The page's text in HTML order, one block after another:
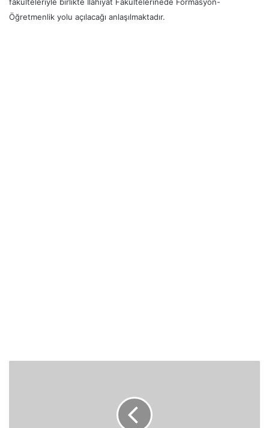
Öğretmenlik yolu açılacağı anlaşılmaktadır.